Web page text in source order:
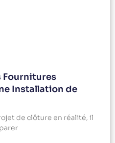
Fournitures
Installation de
de clôture en réalité, il